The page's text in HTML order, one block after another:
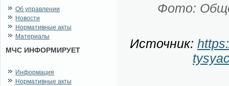
Об управлении
Новости
Нормативные акты
Материалы
МЧС ИНФОРМИРУЕТ
Информация
Нормативные акты
Фо­то:
Ис­точ­ник: